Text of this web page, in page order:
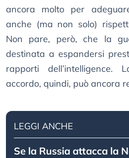
ancora molto per
anche (ma non solo)
Non pare, però, che la
destinata a espandersi
rapporti
accordo, quindi, può ancora
LEGGI ANCHE
Se la Russia attacca la